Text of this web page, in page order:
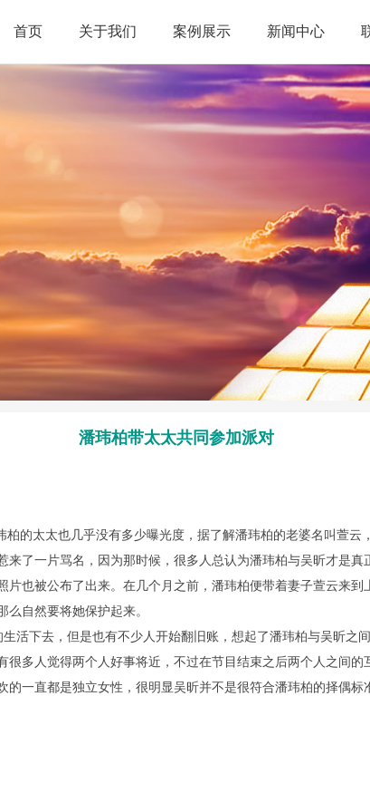
首页 关于我们 案例展示 新闻中心
潘玮柏带太太共同参加派对
的太太也几乎没有多少曝光度，据了解潘玮柏的老婆名叫萱
了一片骂名，因为那时候，很多人总认为潘玮柏与吴昕才是
也被公布了出来。在几个月之前，潘玮柏便带着妻子萱云来
自然要将她保护起来。
活下去，但是也有不少人开始翻旧账，想起了潘玮柏与吴昕之
多人觉得两个人好事将近，不过在节目结束之后两个人之间
一直都是独立女性，很明显吴昕并不是很符合潘玮柏的择偶